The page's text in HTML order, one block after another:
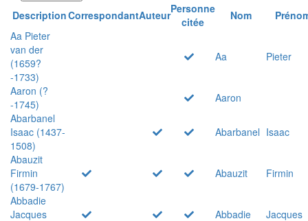
DescriptionCorrespondantAuteurPersonne
citée
Nom
Aa Pieter
van der
(1659?
-1733)
Aa Pieter
Aaron (?
-1745)
Aaron
Abarbanel
Isaac (1437-
1508)
Abarbanel Isaac
Abauzit
Firmin
(1679-1767)
Abauzit
Firmin
Abbadie
Jacques
Abbadie
Jacques